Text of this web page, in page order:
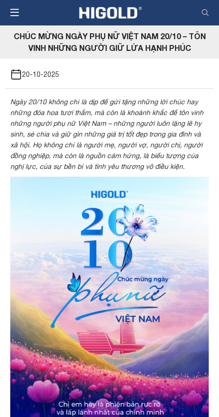
đến
nội
dungCHÚC MỪNG NGÀY PHỤ NỮ VIỆT NAM 20/10 – TÔN
VINH NHỮNG NGƯỜI GIỮ LỬA HẠNH PHÚC
20-10-2025
Ngày 20/10 không chỉ là dịp để gửi tặng những lời chúc hay
những đóa hoa tươi thắm, mà còn là khoảnh khắc để tôn vinh
những người phụ nữ Việt Nam – những người luôn lặng lẽ hy
sinh, sẻ chia và giữ gìn những giá trị tốt đẹp trong gia đình và
xã hội. Họ không chỉ là người mẹ, người vợ, người chị, người
đồng nghiệp, mà còn là nguồn cảm hứng, là biểu tượng của
nghị lực, của sự bền bỉ và tình yêu thương vô điều kiện.